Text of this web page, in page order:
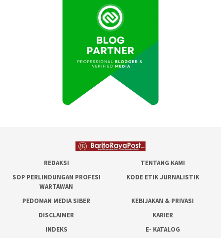
REDAKSI
TENTANG KAMI
SOP PERLINDUNGAN PROFESI
WARTAWAN
KODE ETIK JURNALISTIK
PEDOMAN MEDIA SIBER
KEBIJAKAN & PRIVASI
DISCLAIMER
KARIER
INDEKS
E- KATALOG